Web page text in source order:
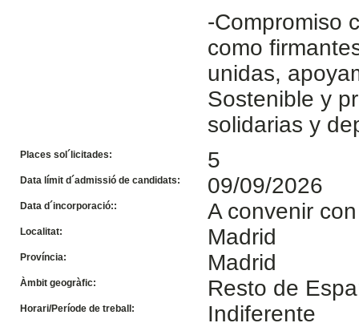
-Compromiso
como
unidas,
Sostenible y
solidarias y
Places sol´licitades: 5
Data límit d´admissió de candidats: 09/09/2026
Data d´incorporació:: A convenir
Localitat: Madrid
Província: Madrid
Àmbit geogràfic: Resto de
Horari/Període de treball: Indiferente